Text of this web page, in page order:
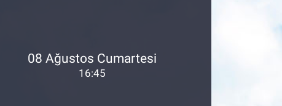
08 Ağustos Cumartesi
16:45